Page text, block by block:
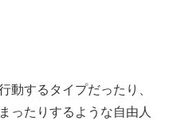
動するタイプだったり、
ったりするような自由人